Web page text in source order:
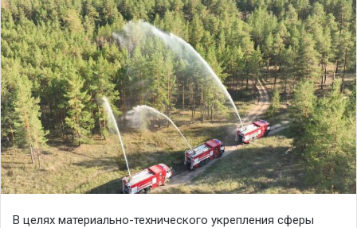
В целях материально-технического укрепления сферы